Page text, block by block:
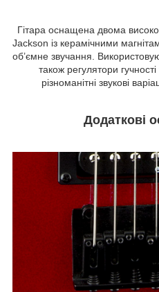
Гітара оснащена двома
Jackson із керамічними
об’ємне звучання.
також регулятори
різноманітні звукові
Додаткові